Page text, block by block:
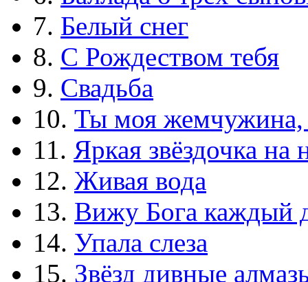
7. Белый снег
8. С Рождеством тебя
9. Свадьба
10. Ты моя жемчужина,
11. Яркая звёздочка на
12. Живая вода
13. Вижу Бога каждый
14. Упала слеза
15. Звёзд дивные